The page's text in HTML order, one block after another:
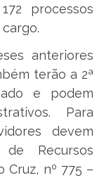
processos
anteriores
terão a 2ª
e podem
Para
devem
Recursos
Cruz, nº 775 –